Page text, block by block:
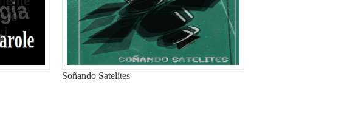
Soñando Satelites